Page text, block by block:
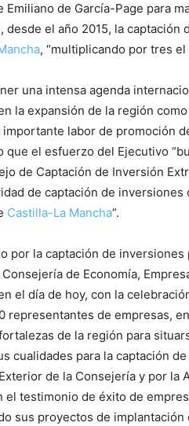
Emiliano de García-Page para
desde el año 2015, la
, “multiplicando por tres
una intensa agenda
la expansión de la región
importante labor de promoción
que el esfuerzo del Ejecutivo
de Captación de Inversión
de captación de
Castilla-La Mancha”.
por la captación de
de Economía,
el día de hoy, con la
representantes de empresas,
de la región para
cualidades para la captación
de la Consejería y por la
el testimonio de éxito de
sus proyectos de implantación